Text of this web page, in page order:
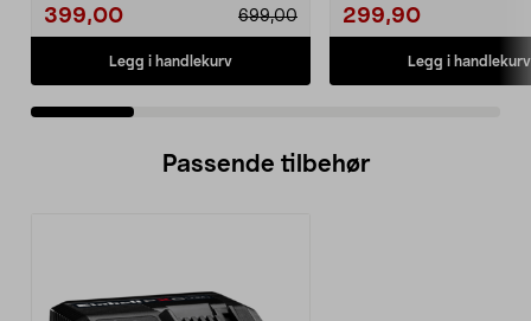
399,00 699,00
Legg i handlekurv
299,90
Legg i handlekurv
Passende tilbehør